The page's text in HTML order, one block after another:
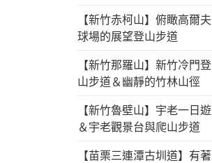
【新竹赤柯山】俯瞰高爾夫
球場的展望登山步道
【新竹那羅山】新竹冷門登
山步道＆幽靜的竹林山徑
【新竹魯壁山】宇老一日遊
＆宇老觀景台與爬山步道
【苗栗三連潭古圳道】有著